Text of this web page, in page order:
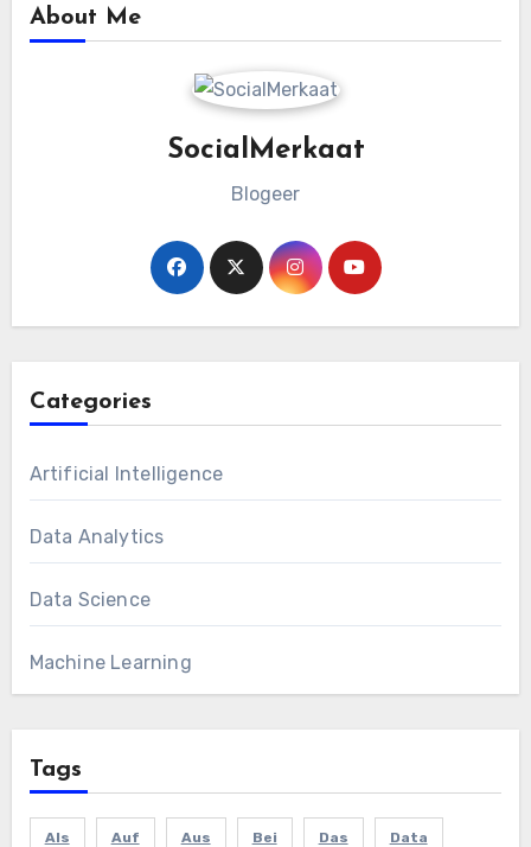
About Me
SocialMerkaat
Blogeer
Categories
Artificial Intelligence
Data Analytics
Data Science
Machine Learning
Tags
Als Auf Aus Bei Das Data